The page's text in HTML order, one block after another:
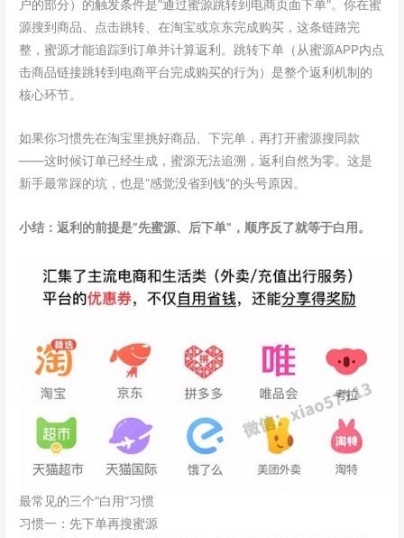
户的部分）的触发条件是”通过蜜源跳转到电商页面下单”。你在蜜
源搜到商品、点击跳转、在淘宝或京东完成购买，这条链路完
整，蜜源才能追踪到订单并计算返利。跳转下单（从蜜源APP内点
击商品链接跳转到电商平台完成购买的行为）是整个返利机制的
核心环节。
如果你习惯先在淘宝里挑好商品、下完单，再打开蜜源搜同款
——这时候订单已经生成，蜜源无法追溯，返利自然为零。这是
新手最常踩的坑，也是”感觉没省到钱”的头号原因。
小结：返利的前提是”先蜜源、后下单”，顺序反了就等于白用。
最常见的三个”白用”习惯
习惯一：先下单再搜蜜源